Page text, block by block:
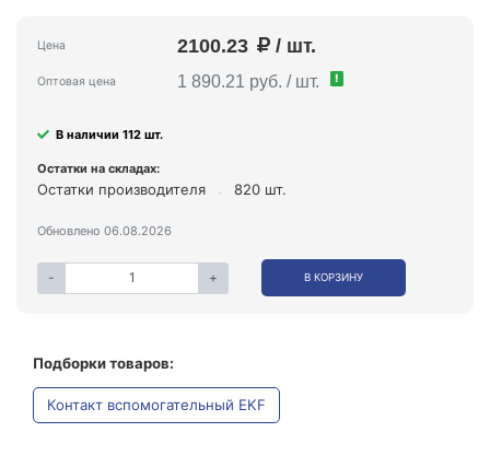
Цена 2100.23 / шт.
Оптовая цена 1 890.21 руб. / шт. !
В наличии 112 шт.
Остатки на складах:
Остатки производителя 820 шт.
Обновлено 06.08.2026
- + В КОРЗИНУ
Подборки товаров:
Контакт вспомогательный EKF